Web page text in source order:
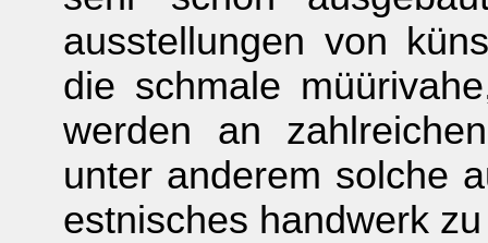
ausstellungen von
die schmale
werden an
unter anderem solche
estnisches handwerk